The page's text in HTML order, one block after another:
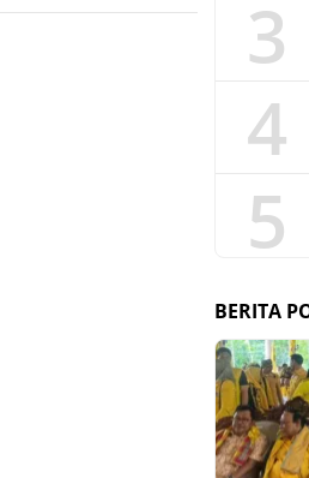
3
4
5
BERITA